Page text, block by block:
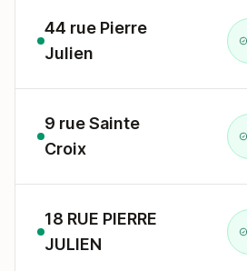
44 rue Pierre
Julien
9 rue Sainte
Croix
18 RUE PIERRE
JULIEN